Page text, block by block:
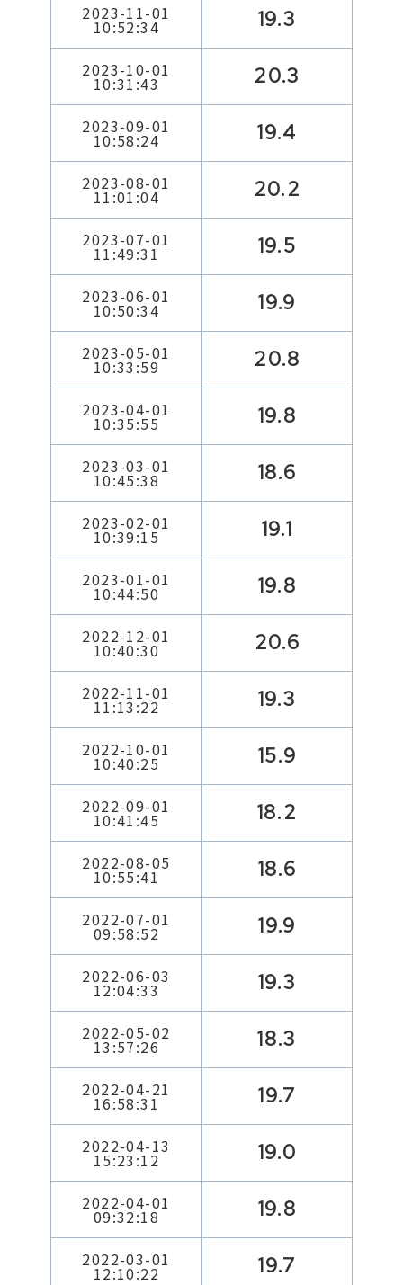
2023-11-01
10:52:34 19.3
2023-10-01
10:31:43 20.3
2023-09-01
10:58:24 19.4
2023-08-01
11:01:04 20.2
2023-07-01
11:49:31 19.5
2023-06-01
10:50:34 19.9
2023-05-01
10:33:59 20.8
2023-04-01
10:35:55 19.8
2023-03-01
10:45:38 18.6
2023-02-01
10:39:15 19.1
2023-01-01
10:44:50 19.8
2022-12-01
10:40:30 20.6
2022-11-01
11:13:22 19.3
2022-10-01
10:40:25 15.9
2022-09-01
10:41:45 18.2
2022-08-05
10:55:41 18.6
2022-07-01
09:58:52 19.9
2022-06-03
12:04:33 19.3
2022-05-02
13:57:26 18.3
2022-04-21
16:58:31 19.7
2022-04-13
15:23:12 19.0
2022-04-01
09:32:18 19.8
2022-03-01
12:10:22 19.7